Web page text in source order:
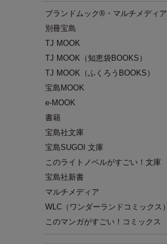
ブランドムック®・マルチメディア
別冊宝島
TJ MOOK
TJ MOOK（知恵袋BOOKS）
TJ MOOK（ふくろうBOOKS）
宝島MOOK
e-MOOK
書籍
宝島社文庫
宝島SUGOI 文庫
このライトノベルがすごい！文庫
宝島社新書
マルチメディア
WLC（ワンダーランドコミックス）
このマンガがすごい！コミックス